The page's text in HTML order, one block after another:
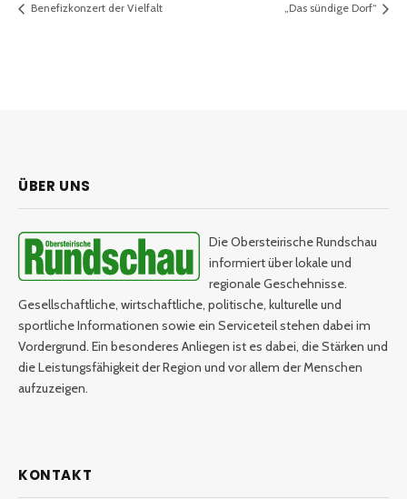
Benefizkonzert der Vielfalt „Das sündige Dorf“
ÜBER UNS
Die Obersteirische Rundschau
informiert über lokale und
regionale Geschehnisse.
Gesellschaftliche, wirtschaftliche, politische, kulturelle und
sportliche Informationen sowie ein Serviceteil stehen dabei im
Vordergrund. Ein besonderes Anliegen ist es dabei, die Stärken und
die Leistungsfähigkeit der Region und vor allem der Menschen
aufzuzeigen.
KONTAKT